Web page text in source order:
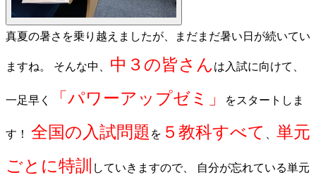
真夏の暑さを乗り越えましたが、まだまだ暑い日が続いてい
ますね。 そんな中、 中３の皆さん は入試に向けて、
一足早く 「パワーアップゼミ」 をスタートしま
す！ 全国の入試問題 を ５教科すべて 、 単元
ごとに特訓 していきますので、 自分が忘れている単元